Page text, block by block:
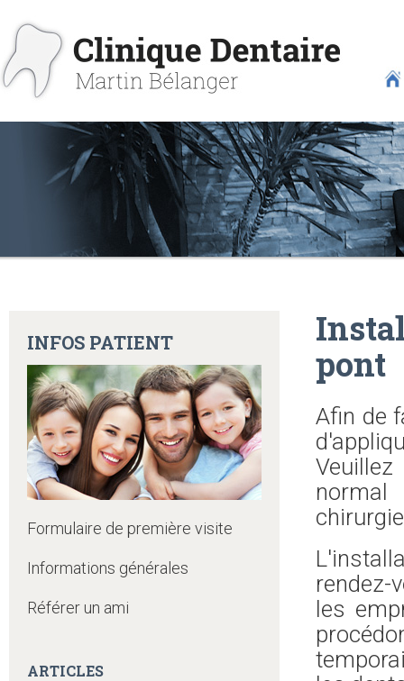
INFOS PATIENT
Formulaire de première visite
Informations générales
Référer un ami
ARTICLES
pont
Afin de
rendez-
les